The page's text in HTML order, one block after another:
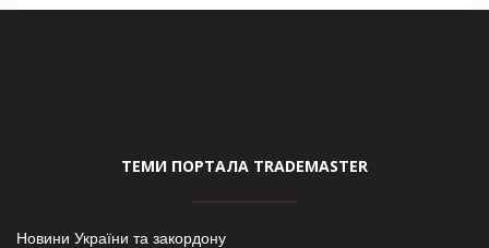
ТЕМИ ПОРТАЛА TRADEMASTER
Новини України та закордону